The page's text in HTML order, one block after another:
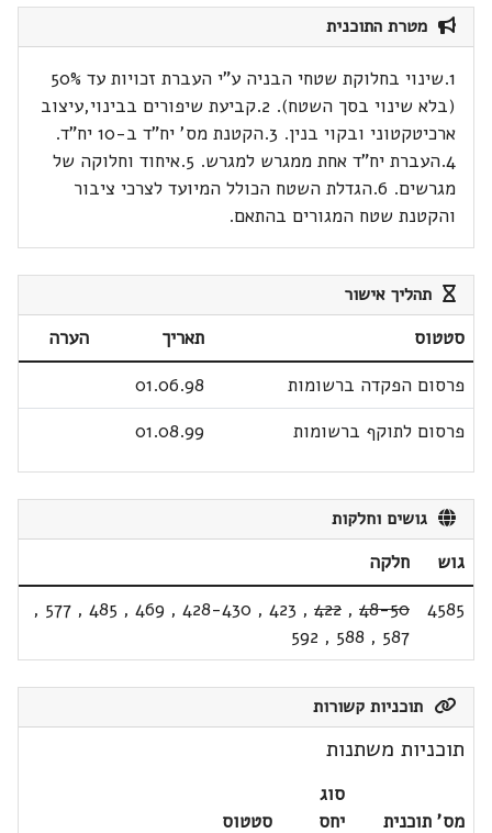
מטרת התוכנית
1.שינוי בחלוקת שטחי הבניה ע"י העברת זכויות עד 50%
(בלא שינוי בסך השטח). 2.קביעת שיפורים בבינוי,עיצוב
ארכיטקטוני ובקוי בנין. 3.הקטנת מס' יח"ד ב-10 יח"ד.
4.העברת יח"ד אחת ממגרש למגרש. 5.איחוד וחלוקה של
מגרשים. 6.הגדלת השטח הכולל המיועד לצרכי ציבור
והקטנת שטח המגורים בהתאם.
תהליך אישור
סטטוס תאריך
הערה
פרסום הפקדה ברשומות
01.06.98
פרסום לתוקף ברשומות
01.08.99
גושים וחלקות
גוש
חלקה
4585
48-50
,
422
,
423
,
428-430
,
469
,
485
,
577
,
587
,
588
,
592
תוכניות קשורות
תוכניות משתנות
מס' תוכנית
סוג
יחס
סטטוס